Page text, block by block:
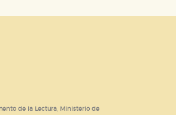
de la Lectura, Ministerio de